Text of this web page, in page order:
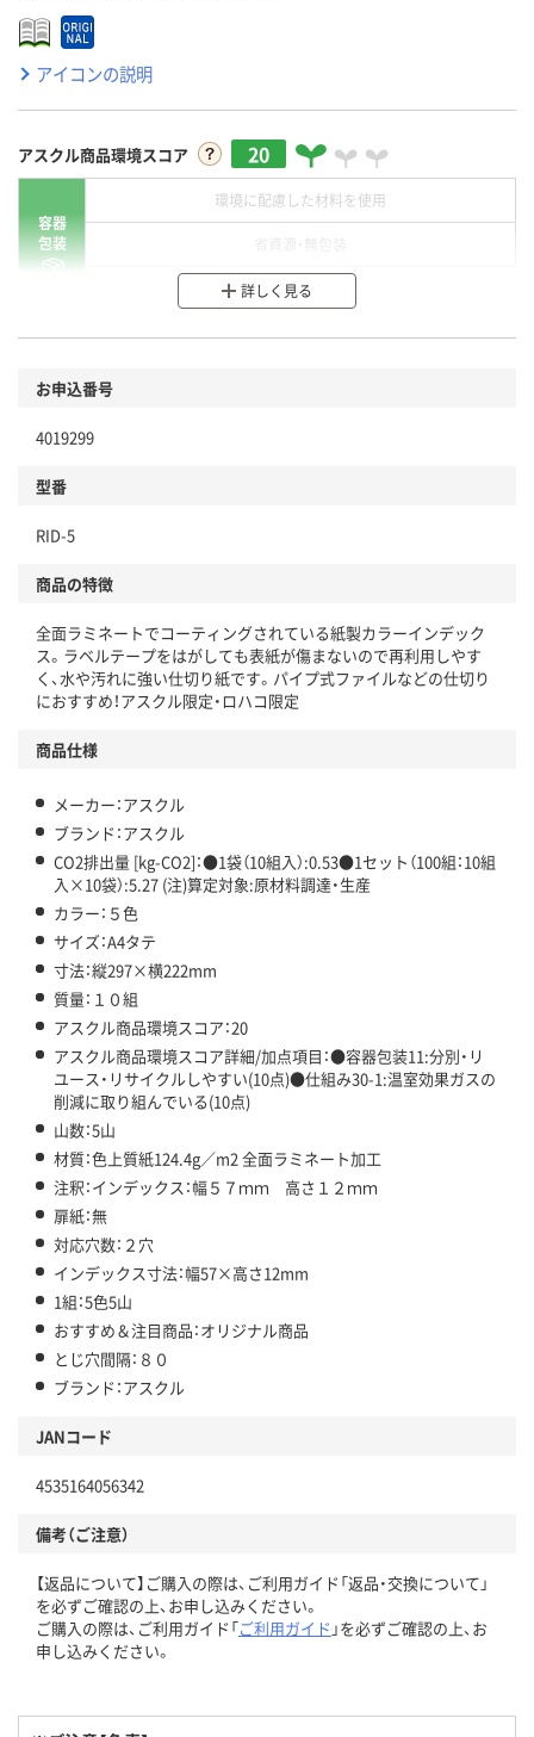
アイコンの説明
アスクル商品環境スコア 20
容器
包装
環境に配慮した材料を使用
分別・リサイクルしやすい設計
本体
仕組
この商品の環境配慮ポイントです。下記商品詳細「
アスクル商品環境スコア詳細／加点項目
」で確認できます。
詳しく見る
お申込番号
4019299
型番
RID-5
商品の特徴
全面ラミネートでコーティングされている紙製カラーインデック
ス。ラベルテープをはがしても表紙が傷まないので再利用しやす
く、水や汚れに強い仕切り紙です。パイプ式ファイルなどの仕切り
におすすめ！アスクル限定・ロハコ限定
商品仕様
メーカー：アスクル
ブランド：アスクル
CO2排出量 [kg-CO2]：●1袋（10組入）:0.53●1セット（100組：10組
入×10袋）:5.27 (注)算定対象:原材料調達・生産
カラー：５色
サイズ：A4タテ
寸法：縦297×横222mm
質量：１０組
アスクル商品環境スコア：20
アスクル商品環境スコア詳細/加点項目：●容器包装11:分別・リ
ユース・リサイクルしやすい(10点)●仕組み30-1:温室効果ガスの
削減に取り組んでいる(10点)
山数：5山
材質：色上質紙124.4g／m2 全面ラミネート加工
注釈：インデックス：幅５７ｍｍ 高さ１２ｍｍ
扉紙：無
対応穴数：２穴
インデックス寸法：幅57×高さ12mm
1組：5色5山
おすすめ＆注目商品：オリジナル商品
とじ穴間隔：８０
ブランド：アスクル
JANコード
4535164056342
備考（ご注意）
【返品について】ご購入の際は、ご利用ガイド「返品・交換について」
を必ずご確認の上、お申し込みください。
ご購入の際は、ご利用ガイド「ご利用ガイド 」を必ずご確認の上、お
申し込みください。